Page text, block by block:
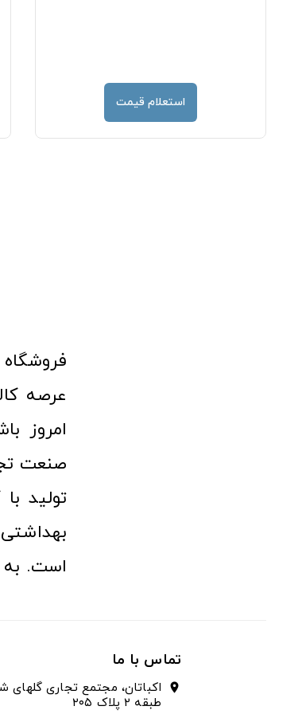
استعلام قیمت
امروز
صنعت
تولید
است. به
تماس با ما
location_on
اکباتان، مجتمع تجاری گلهای
طبقه ۲ پلاک ۲۰۵